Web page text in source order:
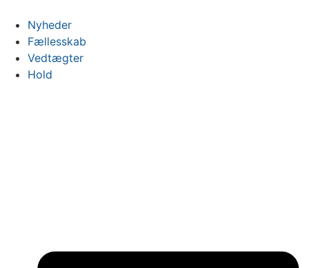
indhold
Nyheder
Fællesskab
Vedtægter
Hold